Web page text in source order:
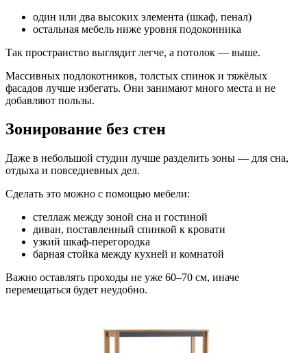
один или два высоких элемента (шкаф, пенал)
остальная мебель ниже уровня подоконника
Так пространство выглядит легче, а потолок — выше.
Массивных подлокотников, толстых спинок и тяжёлых
фасадов лучше избегать. Они занимают много места и не
добавляют пользы.
Зонирование без стен
Даже в небольшой студии лучше разделить зоны — для сна,
отдыха и повседневных дел.
Сделать это можно с помощью мебели:
стеллаж между зоной сна и гостиной
диван, поставленный спинкой к кровати
узкий шкаф-перегородка
барная стойка между кухней и комнатой
Важно оставлять проходы не уже 60–70 см, иначе
перемещаться будет неудобно.